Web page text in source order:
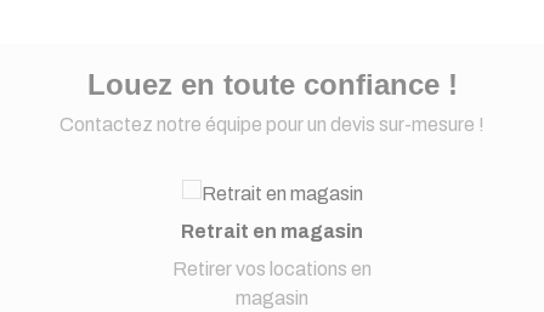
Louez en toute confiance !
Contactez notre équipe pour un devis sur-mesure !
Retrait en magasin
Retirer vos locations en
magasin